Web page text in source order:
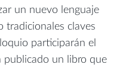
un nuevo lenguaje
tradicionales claves
participarán el
publicado un libro que